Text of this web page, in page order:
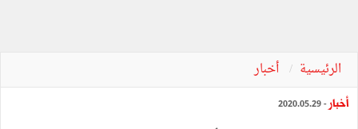
الرئيسية أخبار
أخبار - 2020.05.29